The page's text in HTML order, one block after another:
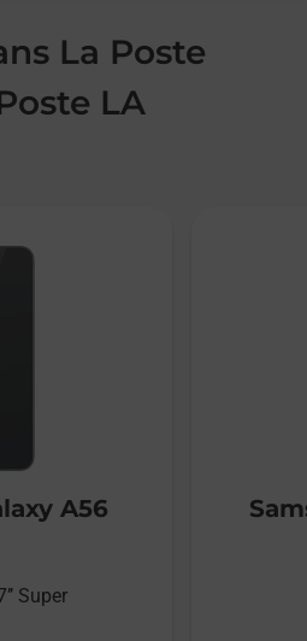
La Poste
LA
A56
Super